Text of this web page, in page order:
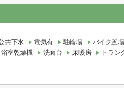
共下水 電気有 駐輪場 バイク置
浴室乾燥機 洗面台 床暖房 トラン